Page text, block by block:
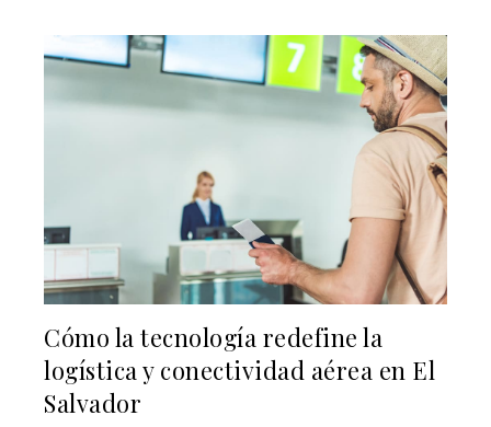
Cómo la tecnología redefine la
logística y conectividad aérea en El
Salvador